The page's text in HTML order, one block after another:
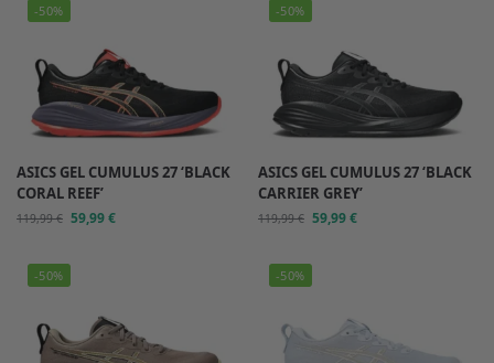
-50%
ASICS GEL CUMULUS 27 ‘BLACK
CORAL REEF’
119,99€ 59,99€
-50%
ASICS GEL CUMULUS 27 ‘BLACK
CARRIER GREY’
119,99€ 59,99€
-50% -50%